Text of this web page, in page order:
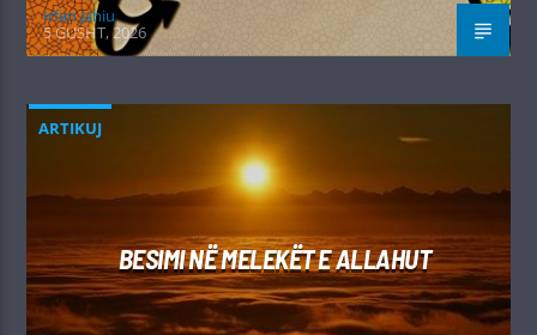
Irfan Jahiu
5 GUSHT, 2026
ARTIKUJ
BESIMI NË MELEKËT E ALLAHUT